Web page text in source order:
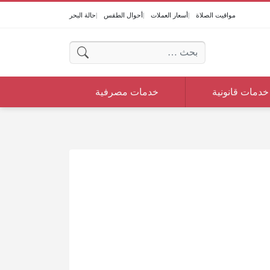
مواقيت الصلاة أسعار العملات أحوال الطقس حالة البحر
البحث عن:
خدمات قانونية خدمات مصرفية